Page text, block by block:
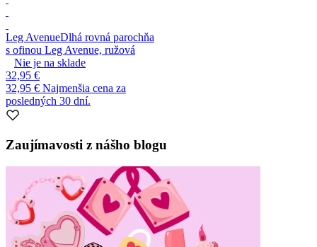
Leg AvenueDlhá rovná parochňa
s ofinou Leg Avenue, ružová
Nie je na sklade
32,95 €
32,95 € Najmenšia cena za
posledných 30 dní.
Zaujímavosti z nášho blogu